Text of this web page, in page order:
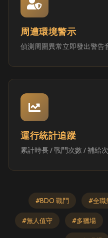
周遭環境警示
偵測周圍異常立即發出警告
運行統計追蹤
累計時長 / 戰鬥次數 / 補給
#BDO 戰鬥 #全職
#無人值守 #多獵場